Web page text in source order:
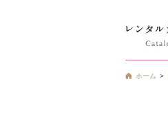
ホーム